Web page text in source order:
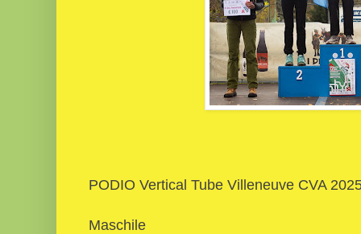
PODIO Vertical Tube Villeneuve CVA
Maschile